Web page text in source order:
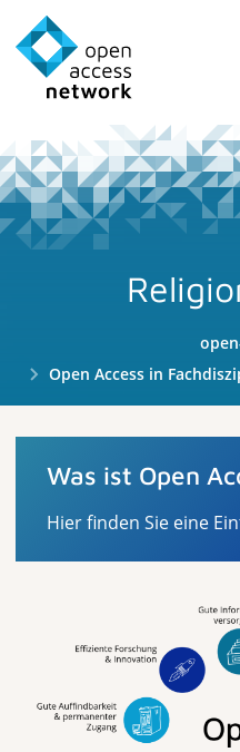
Open Access in
Was ist Open
Hier finden Sie eine